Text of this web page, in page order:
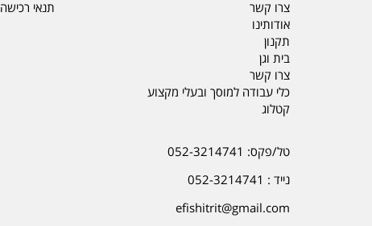
צרו קשר
אודותינו
תקנון
בית וגן
צרו קשר
כלי עבודה למוסך ובעלי מקצוע
קטלוג
תנאי רכישה
טל/פקס: 052-3214741
נייד : 052-3214741
efishitrit@gmail.com